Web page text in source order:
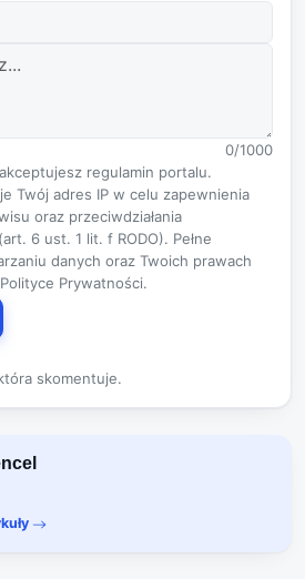
0/1000
regulamin portalu.
Twój adres IP w celu zapewnienia
oraz przeciwdziałania
6 ust. 1 lit. f RODO). Pełne
danych oraz Twoich prawach
Polityce Prywatności.
skomentuje.